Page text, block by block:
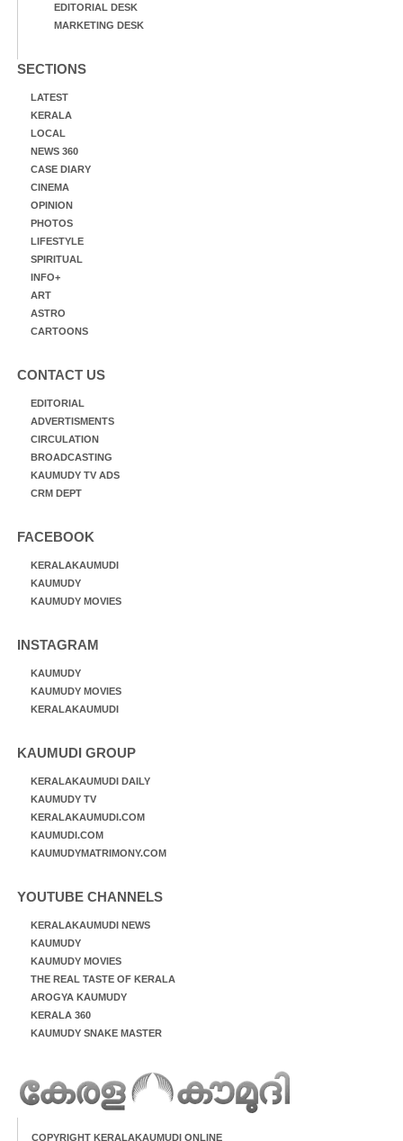
EDITORIAL DESK
MARKETING DESK
SECTIONS
LATEST
KERALA
LOCAL
NEWS 360
CASE DIARY
CINEMA
OPINION
PHOTOS
LIFESTYLE
SPIRITUAL
INFO+
ART
ASTRO
CARTOONS
CONTACT US
EDITORIAL
ADVERTISMENTS
CIRCULATION
BROADCASTING
KAUMUDY TV ADS
CRM DEPT
FACEBOOK
KERALAKAUMUDI
KAUMUDY
KAUMUDY MOVIES
INSTAGRAM
KAUMUDY
KAUMUDY MOVIES
KERALAKAUMUDI
KAUMUDI GROUP
KERALAKAUMUDI DAILY
KAUMUDY TV
KERALAKAUMUDI.COM
KAUMUDI.COM
KAUMUDYMATRIMONY.COM
YOUTUBE CHANNELS
KERALAKAUMUDI NEWS
KAUMUDY
KAUMUDY MOVIES
THE REAL TASTE OF KERALA
AROGYA KAUMUDY
KERALA 360
KAUMUDY SNAKE MASTER
COPYRIGHT KERALAKAUMUDI ONLINE